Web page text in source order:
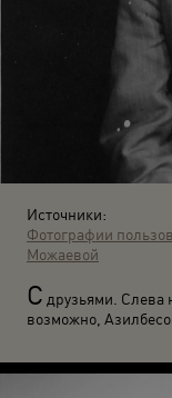
Источники:
Фотографии
Можаевой
С друзьями.
возможно,